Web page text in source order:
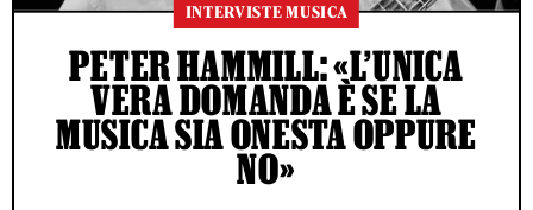
INTERVISTE MUSICA
PETER HAMMILL: «L’UNICA
VERA DOMANDA È SE LA
MUSICA SIA ONESTA OPPURE
NO»